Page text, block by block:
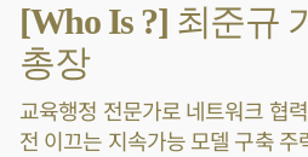
[Who Is ?] 최준규
총장
교육행정 전문가로 네트워크 협
전 이끄는 지속가능 모델 구축 주